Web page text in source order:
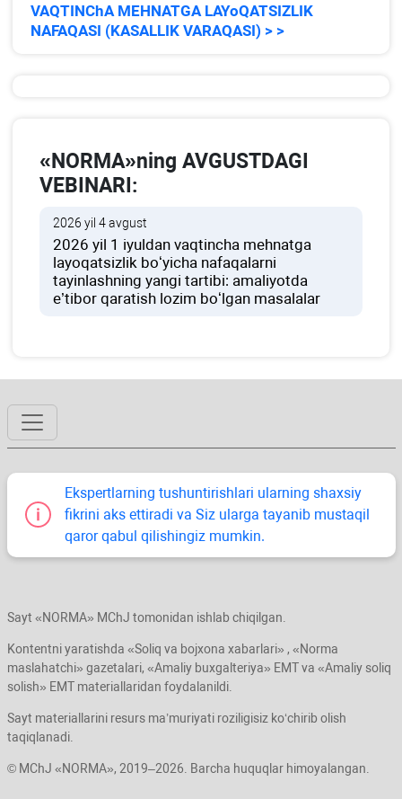
VAQTINChA MEHNATGA LAYoQATSIZLIK
NAFAQASI (KASALLIK VARAQASI) > >
«NORMA»ning AVGUSTDAGI
VEBINARI:
2026 yil 4 avgust
2026 yil 1 iyuldan vaqtincha mehnatga
layoqatsizlik boʻyicha nafaqalarni
tayinlashning yangi tartibi: amaliyotda
e’tibor qaratish lozim boʻlgan masalalar
Ekspertlarning tushuntirishlari ularning shaхsiy
fikrini aks ettiradi va Siz ularga tayanib mustaqil
qaror qabul qilishingiz mumkin.
Sayt «NORMA» MChJ tomonidan ishlab chiqilgan.
Kontentni yaratishda «Soliq va bojхona хabarlari» , «Norma
maslahatchi» gazetalari, «Amaliy buхgalteriya» EMT va «Amaliy soliq
solish» EMT materiallaridan foydalanildi.
Sayt materiallarini resurs ma’muriyati roziligisiz koʻchirib olish
taqiqlanadi.
© MChJ «NORMA», 2019–2026. Barcha huquqlar himoyalangan.